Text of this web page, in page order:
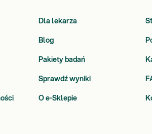
Dla lekarza
Blog
Pakiety badań
Sprawdź wyniki
O e-Sklepie